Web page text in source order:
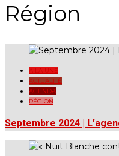
Région
ACTUALITÉ
AGENDA
RÉGION
Septembre 2024 |